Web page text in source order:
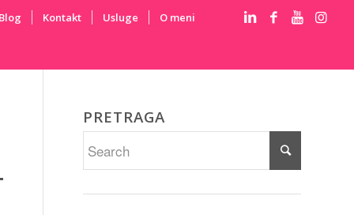
Blog Kontakt Usluge O meni
PRETRAGA